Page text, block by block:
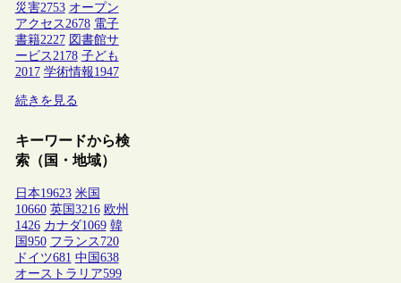
災害2753 オープン
アクセス2678 電子
書籍2227 図書館サ
ービス2178 子ども
2017 学術情報1947
続きを見る
キーワードから検
索（国・地域）
日本19623 米国
10660 英国3216 欧州
1426 カナダ1069 韓
国950 フランス 720
ドイツ681 中国638
オーストラリア599